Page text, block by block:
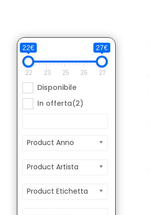
22€ 27€
22 23 25 26 27
Disponibile
In offerta(2)
Product Anno
Product Artista
Product Etichetta